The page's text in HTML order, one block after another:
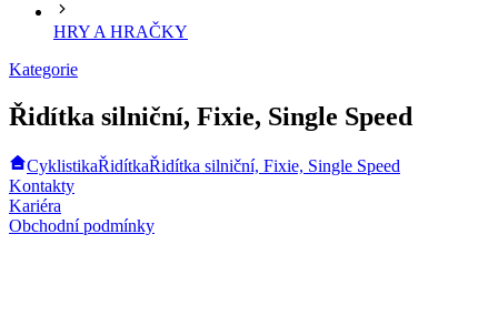
HRY A HRAČKY
Kategorie
Řidítka silniční, Fixie, Single Speed
CyklistikaŘidítkaŘidítka silniční, Fixie, Single Speed
Kontakty
Kariéra
Obchodní podmínky